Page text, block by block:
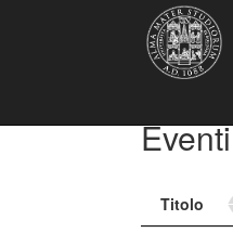
Eventi
Titolo